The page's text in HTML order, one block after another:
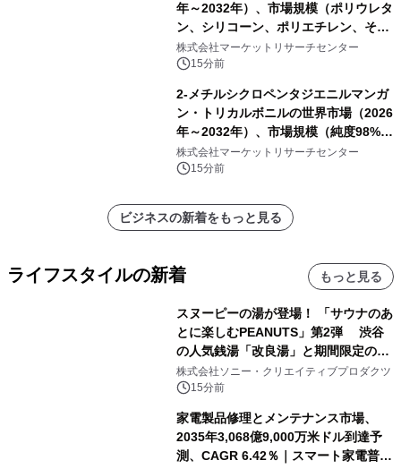
年～2032年）、市場規模（ポリウレタ
ン、シリコーン、ポリエチレン、その
他）・分析レポートを発表
株式会社マーケットリサーチセンター
15分前
2-メチルシクロペンタジエニルマンガ
ン・トリカルボニルの世界市場（2026
年～2032年）、市場規模（純度98%以
上、純度60%以上）・分析レポートを
発表
株式会社マーケットリサーチセンター
15分前
ビジネスの新着をもっと見る
ライフスタイルの新着 もっと見る
スヌーピーの湯が登場！ 「サウナのあ
とに楽しむPEANUTS」第2弾 渋谷
の人気銭湯「改良湯」と期間限定のコ
ラボレーション サウナイキタイコラ
ボグッズも発売決定！
株式会社ソニー・クリエイティブプロダクツ
15分前
家電製品修理とメンテナンス市場、
2035年3,068億9,000万米ドル到達予
測、CAGR 6.42％｜スマート家電普